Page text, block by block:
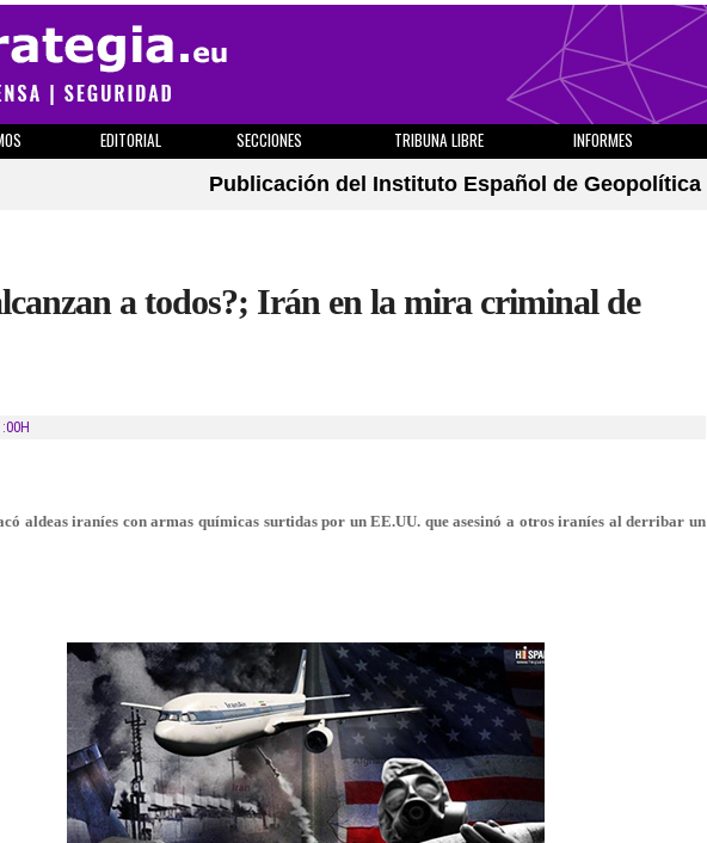
EDITORIAL SECCIONES TRIBUNA LIBRE INFORMES
Publicación del Instituto Español de Geopolítica
a todos?; Irán en la mira criminal de
aldeas iraníes con armas químicas surtidas por un EE.UU. que asesinó a otros iraníes al derribar un